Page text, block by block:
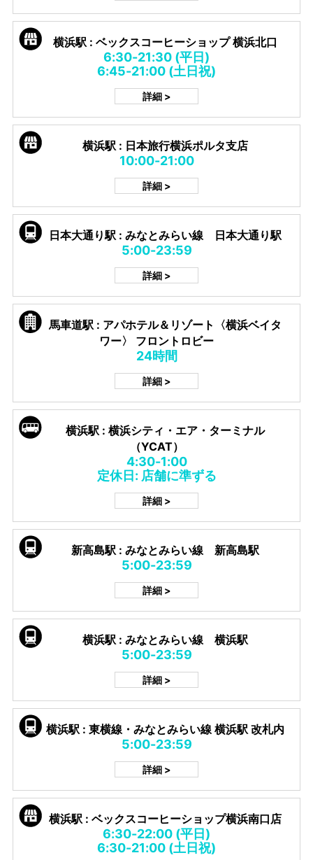
横浜駅 : ベックスコーヒーショップ 横浜北口
6:30-21:30 (平日)
6:45-21:00 (土日祝)
詳細 >
横浜駅 : 日本旅行横浜ポルタ支店
10:00-21:00
詳細 >
日本大通り駅 : みなとみらい線 日本大通り駅
5:00-23:59
詳細 >
馬車道駅 : アパホテル＆リゾート〈横浜ベイタ
ワー〉 フロントロビー
24時間
詳細 >
横浜駅 : 横浜シティ・エア・ターミナル
（YCAT）
4:30-1:00
定休日: 店舗に準ずる
詳細 >
新高島駅 : みなとみらい線 新高島駅
5:00-23:59
詳細 >
横浜駅 : みなとみらい線 横浜駅
5:00-23:59
詳細 >
横浜駅 : 東横線・みなとみらい線 横浜駅 改札内
5:00-23:59
詳細 >
横浜駅 : ベックスコーヒーショップ横浜南口店
6:30-22:00 (平日)
6:30-21:00 (土日祝)